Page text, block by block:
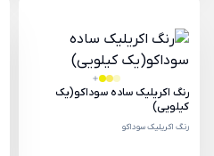
رنگ اکریلیک ساده سوداکو(یک
کیلویی)
رنگ اکریلیک سوداکو